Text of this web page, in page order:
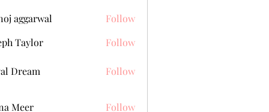
aggarwal
Follow
Taylor
Follow
Dream Follow
Meer
Follow